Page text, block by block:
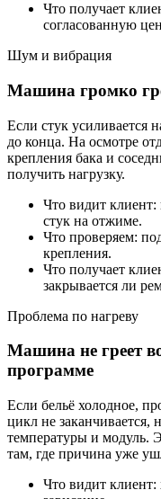
Что получает
согласованную
Шум и вибрация
Машина громко
Если стук усиливается
до конца. На осмотре
крепления бака и
получить нагрузку.
Что видит клиент:
стук на отжиме.
Что проверяем:
крепления.
Что получает
закрывается ли
Проблема по нагреву
Машина не греет
программе
Если бельё холодное,
цикл не заканчивается,
температуры и модуль.
там, где причина уже
Что видит